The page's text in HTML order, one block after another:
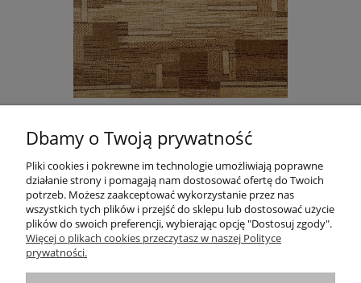
665,00 zł
Informacje
Pomoc
Dbamy o Twoją prywatność
Pliki cookies i pokrewne im technologie umożliwiają poprawne
działanie strony i pomagają nam dostosować ofertę do Twoich
potrzeb. Możesz zaakceptować wykorzystanie przez nas
wszystkich tych plików i przejść do sklepu lub dostosować użycie
plików do swoich preferencji, wybierając opcję "Dostosuj zgody".
Więcej o plikach cookies przeczytasz w naszej Polityce
prywatności.